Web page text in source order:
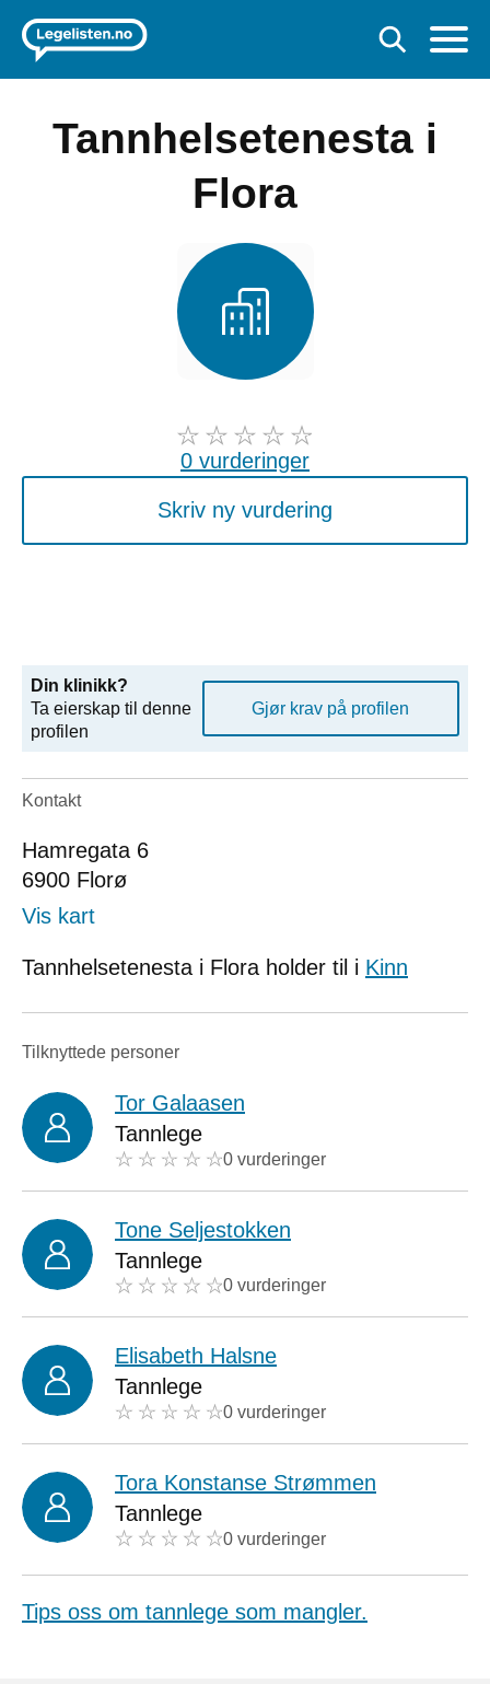
Tannhelsetenesta i
Flora
0 vurderinger
Skriv ny vurdering
Din klinikk?
Ta eierskap til denne
profilen
Gjør krav på profilen
Kontakt
Hamregata 6
6900 Florø
Vis kart
Tannhelsetenesta i Flora holder til i Kinn
Tilknyttede personer
Tor Galaasen
Tannlege
0 vurderinger
Tone Seljestokken
Tannlege
0 vurderinger
Elisabeth Halsne
Tannlege
0 vurderinger
Tora Konstanse Strømmen
Tannlege
0 vurderinger
Tips oss om tannlege som mangler.